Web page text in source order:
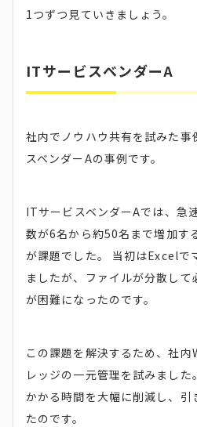
1つずつ見ていきましょう。
ITサービスベンダーA
社内でノウハウ共有を試みた
スベンダーAの事例です。
ITサービスベンダーAでは、急
数が6名から約50名まで増加す
が課題でした。 当初はExcelで
ましたが、ファイルが分散して
が困難になったのです。
この課題を解決するため、社
レッジの一元管理を試みまし
かかる時間を大幅に削減し、引
たのです。